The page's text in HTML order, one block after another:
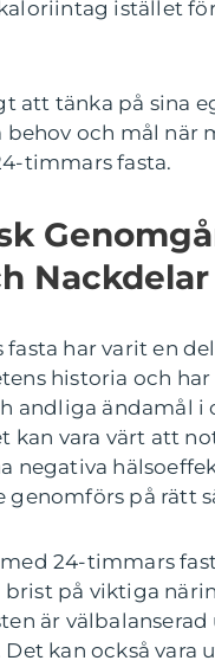
istället
att tänka på sina
och mål när
timmars fasta.
Nackdelar
har varit en
historia och har
andliga ändamål i
kan vara värt att
negativa
genomförs på rätt
24-timmars
brist på viktiga
är välbalanserad
kan också vara